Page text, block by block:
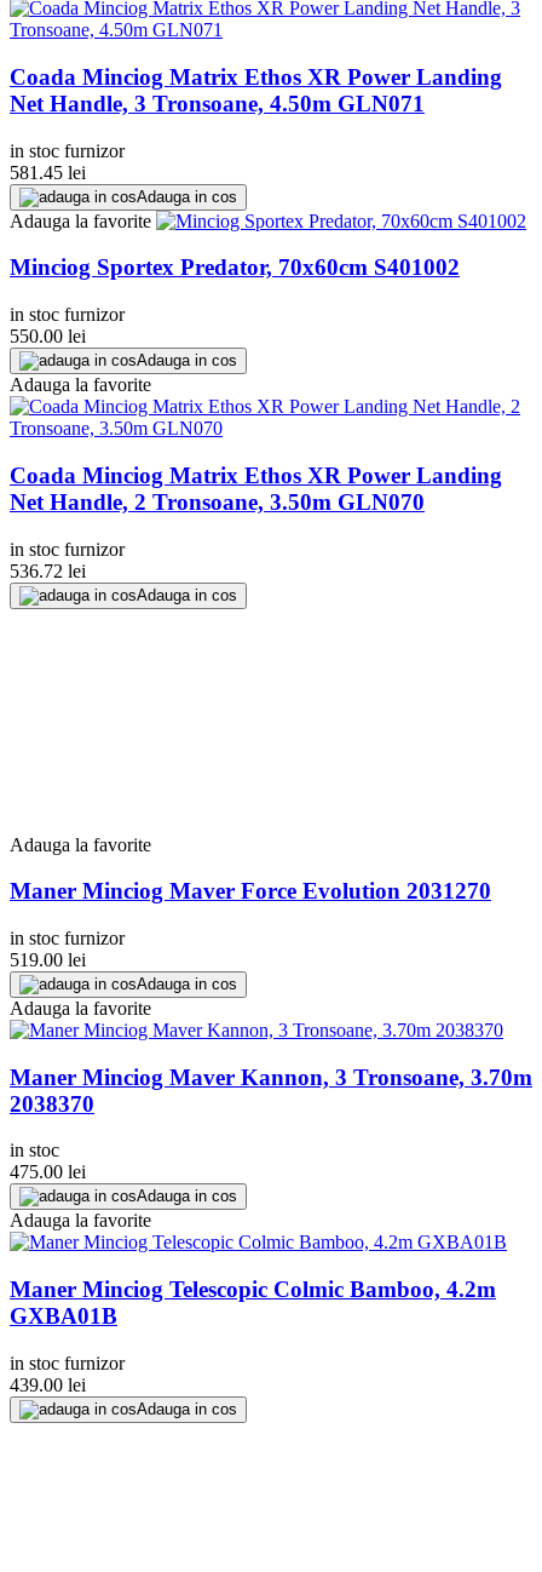
Coada Minciog Matrix Ethos XR Power Landing
Net Handle, 3 Tronsoane, 4.50m GLN071
in stoc furnizor
581.45 lei
Adauga in cos
Adauga la favorite
Minciog Sportex Predator, 70x60cm S401002
in stoc furnizor
550.00 lei
Adauga in cos
Adauga la favorite
Coada Minciog Matrix Ethos XR Power Landing
Net Handle, 2 Tronsoane, 3.50m GLN070
in stoc furnizor
536.72 lei
Adauga in cos
Adauga la favorite
Maner Minciog Maver Force Evolution 2031270
in stoc furnizor
519.00 lei
Adauga in cos
Adauga la favorite
Maner Minciog Maver Kannon, 3 Tronsoane, 3.70m
2038370
in stoc
475.00 lei
Adauga in cos
Adauga la favorite
Maner Minciog Telescopic Colmic Bamboo, 4.2m
GXBA01B
in stoc furnizor
439.00 lei
Adauga in cos